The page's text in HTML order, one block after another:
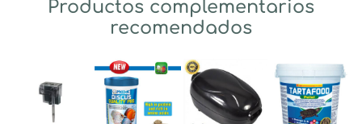
Productos complementarios
recomendados